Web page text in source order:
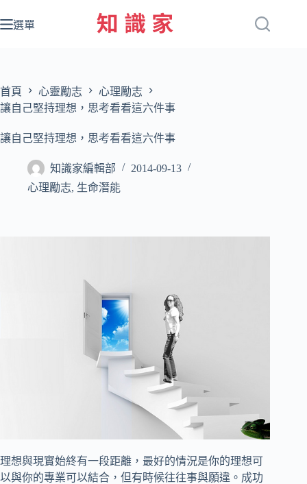
至
容
選單
首頁 心靈勵志
心理勵志
讓自己堅持理想，思考看看這六件事
讓自己堅持理想，思考看看這六件事
知識家編輯部
2014-09-13
心理勵志, 生命潛能
理想與現實始終有一段距離，最好的情況是你的理想可
以與你的專業可以結合，但有時候往往事與願違。成功